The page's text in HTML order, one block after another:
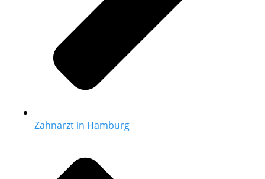
Zahnarzt in Hamburg